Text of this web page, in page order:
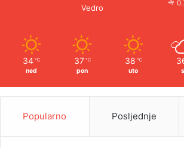
Vedro
34 ℃
ned
37 ℃
pon
38 ℃
uto
Popularno Posljednje